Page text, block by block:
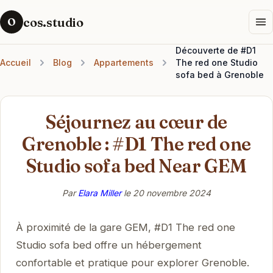
O cos.studio
Accueil Blog Appartements
Découverte de #D1
The red one Studio
sofa bed à Grenoble
Séjournez au cœur de
Grenoble : #D1 The red one
Studio sofa bed Near GEM
ParElara Millerle 20 novembre 2024
À proximité de la gare GEM, #D1 The red one
Studio sofa bed offre un hébergement
confortable et pratique pour explorer Grenoble.